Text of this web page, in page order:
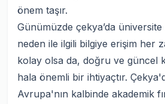
önem taşır.
Günümüzde çekya’da üniversite
neden ile ilgili bilgiye erişim her
kolay olsa da, doğru ve güncel
hala önemli bir ihtiyaçtır.
Avrupa'nın kalbinde akademik